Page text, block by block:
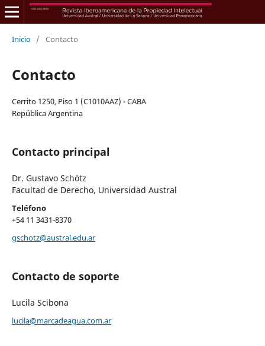
Inicio / Contacto
Contacto
Cerrito 1250, Piso 1 (C1010AAZ) - CABA
República Argentina
Contacto principal
Dr. Gustavo Schötz
Facultad de Derecho, Universidad Austral
Teléfono
+54 11 3431-8370
gschotz@austral.edu.ar
Contacto de soporte
Lucila Scibona
lucila@marcadeagua.com.ar